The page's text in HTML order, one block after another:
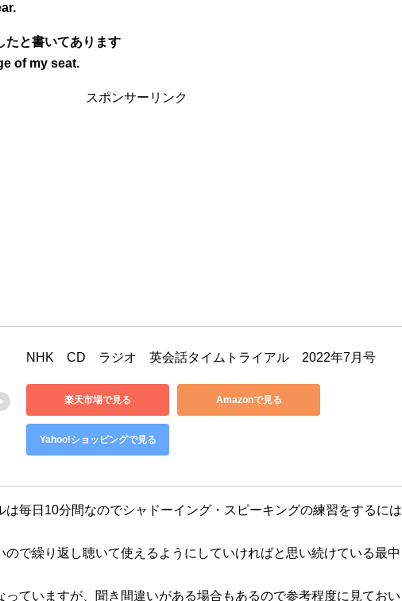
たと書いてあります
of my seat.
スポンサーリンク
NHK　CD　ラジオ　英会話タイムトライアル　2022年7月号
楽天市場で見る Amazonで見る
Yahoo!ショッピングで見る
は毎日10分間なのでシャドーイング・スピーキングの練習をするには
ので繰り返し聴いて使えるようにしていければと思い続けている最中
っていますが、聞き間違いがある場合もあるので参考程度に見ておい